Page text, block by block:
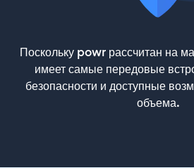
Поскольку powr рассчитан на
имеет самые передовые
безопасности и доступные
объема.